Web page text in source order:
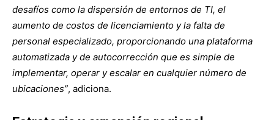
desafíos como la dispersión de entornos de TI, el
aumento de costos de licenciamiento y la falta de
personal especializado, proporcionando una plataforma
automatizada y de autocorrección que es simple de
implementar, operar y escalar en cualquier número de
ubicaciones”, adiciona.